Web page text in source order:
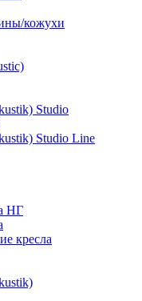
кожухи
Studio
Studio Line
НГ
кресла